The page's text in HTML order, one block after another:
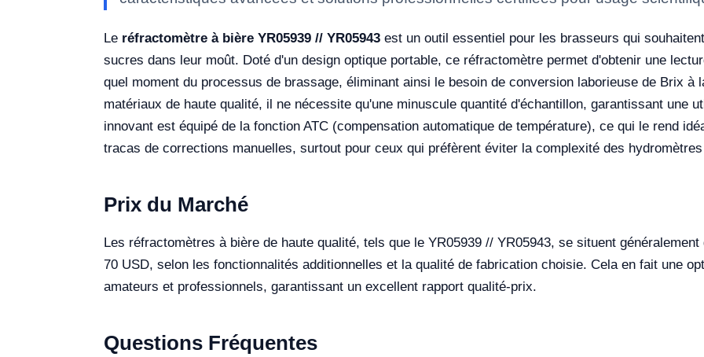
Le réfractomètre à bière YR05939 // YR05943 est un outil essentiel pour les brasseurs qui
sucres dans leur moût. Doté d'un design optique portable, ce réfractomètre permet d'obtenir une
quel moment du processus de brassage, éliminant ainsi le besoin de conversion laborieuse de Brix
matériaux de haute qualité, il ne nécessite qu'une minuscule quantité d'échantillon, garantissant une
innovant est équipé de la fonction ATC (compensation automatique de température), ce qui le rend
tracas de corrections manuelles, surtout pour ceux qui préfèrent éviter la complexité des
Prix du Marché
Les réfractomètres à bière de haute qualité, tels que le YR05939 // YR05943, se situent
70 USD, selon les fonctionnalités additionnelles et la qualité de fabrication choisie. Cela en fait une
amateurs et professionnels, garantissant un excellent rapport qualité-prix.
Questions Fréquentes